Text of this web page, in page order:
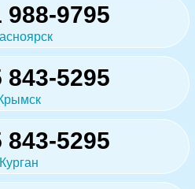
988-9795
843-5295
843-5295
Курган